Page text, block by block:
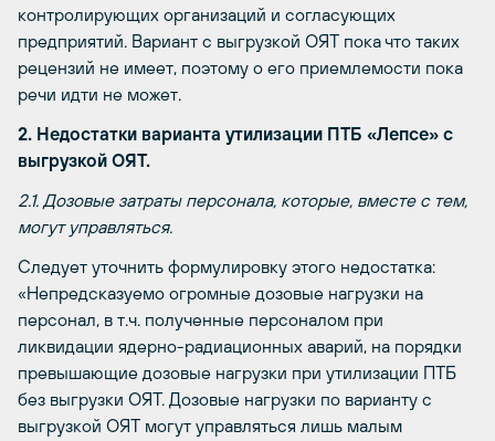
контролирующих организаций и согласующих
предприятий. Вариант с выгрузкой ОЯТ пока что таких
рецензий не имеет, поэтому о его приемлемости пока
речи идти не может.
2. Недостатки варианта утилизации ПТБ «Лепсе» с
выгрузкой ОЯТ.
2.1. Дозовые затраты персонала, которые, вместе с тем,
могут управляться.
Следует уточнить формулировку этого недостатка:
«Непредсказуемо огромные дозовые нагрузки на
персонал, в т.ч. полученные персоналом при
ликвидации ядерно-радиационных аварий, на порядки
превышающие дозовые нагрузки при утилизации ПТБ
без выгрузки ОЯТ. Дозовые нагрузки по варианту с
выгрузкой ОЯТ могут управляться лишь малым